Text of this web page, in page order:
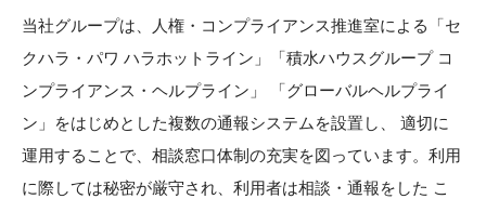
当社グループは、人権・コンプライアンス推進室による「セ
クハラ・パワ ハラホットライン」「積水ハウスグループ コ
ンプライアンス・ヘルプライン」 「グローバルヘルプライ
ン」をはじめとした複数の通報システムを設置し、 適切に
運用することで、相談窓口体制の充実を図っています。利用
に際しては秘密が厳守され、利用者は相談・通報をした こ